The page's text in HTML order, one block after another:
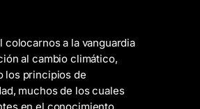
colocarnos a la vanguardia
al cambio climático,
los principios de
muchos de los cuales